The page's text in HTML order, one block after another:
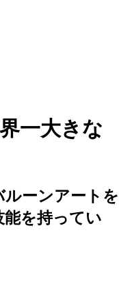
一大きな
ーンアートを
を持ってい